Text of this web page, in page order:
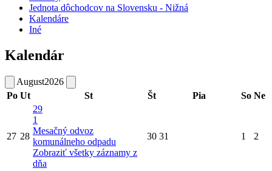
Jednota dôchodcov na Slovensku - Nižná
Kalendáre
Iné
Kalendár
August2026
Po Ut St Št Pia So Ne
27 28
29
1
Mesačný odvoz
komunálneho odpadu
Zobraziť všetky záznamy z
dňa
30 31 1 2